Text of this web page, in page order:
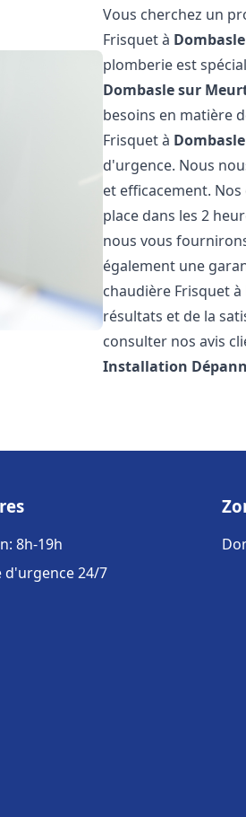
Vous cherchez un
Frisquet à
plomberie est
Dombasle sur
besoins en matière
Frisquet à
d'urgence. Nous
et efficacement.
place dans les 2
nous vous
également une
chaudière Frisquet à
résultats et de la
consulter nos avis
Installation
8h-19h
d'urgence 24/7